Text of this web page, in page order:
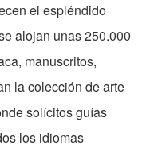
el espléndido
alojan unas 250.000
manuscritos,
la colección de arte
solícitos guías
los idiomas